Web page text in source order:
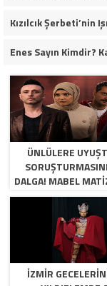
ÜNLÜLERE
DALGA! MABEL
KIŞI GÖZALTINA
İZMIR